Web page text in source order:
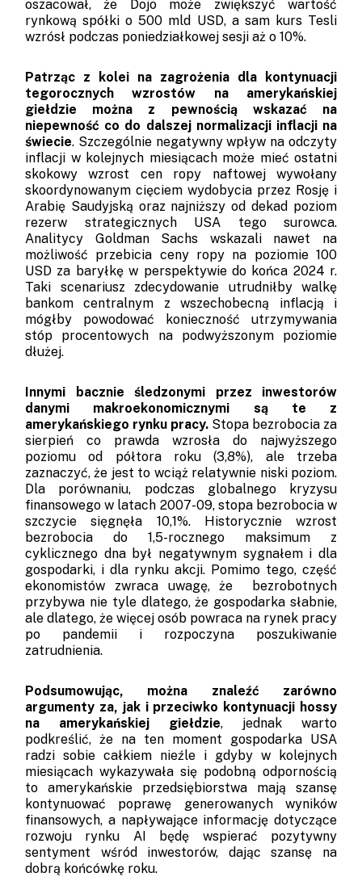
oszacował, że Dojo może zwiększyć wartość
rynkową spółki o 500 mld USD, a sam kurs Tesli
wzrósł podczas poniedziałkowej sesji aż o 10%.
Patrząc z kolei na zagrożenia dla kontynuacji
tegorocznych wzrostów na amerykańskiej
giełdzie można z pewnością wskazać na
niepewność co do dalszej normalizacji inflacji na
świecie. Szczególnie negatywny wpływ na odczyty
inflacji w kolejnych miesiącach może mieć ostatni
skokowy wzrost cen ropy naftowej wywołany
skoordynowanym cięciem wydobycia przez Rosję i
Arabię Saudyjską oraz najniższy od dekad poziom
rezerw strategicznych USA tego surowca.
Analitycy Goldman Sachs wskazali nawet na
możliwość przebicia ceny ropy na poziomie 100
USD za baryłkę w perspektywie do końca 2024 r.
Taki scenariusz zdecydowanie utrudniłby walkę
bankom centralnym z wszechobecną inflacją i
mógłby powodować konieczność utrzymywania
stóp procentowych na podwyższonym poziomie
dłużej.
Innymi bacznie śledzonymi przez inwestorów
danymi makroekonomicznymi są te z
amerykańskiego rynku pracy. Stopa bezrobocia za
sierpień co prawda wzrosła do najwyższego
poziomu od półtora roku (3,8%), ale trzeba
zaznaczyć, że jest to wciąż relatywnie niski poziom.
Dla porównaniu, podczas globalnego kryzysu
finansowego w latach 2007-09, stopa bezrobocia w
szczycie sięgnęła 10,1%. Historycznie wzrost
bezrobocia do 1,5-rocznego maksimum z
cyklicznego dna był negatywnym sygnałem i dla
gospodarki, i dla rynku akcji. Pomimo tego, część
ekonomistów zwraca uwagę, że bezrobotnych
przybywa nie tyle dlatego, że gospodarka słabnie,
ale dlatego, że więcej osób powraca na rynek pracy
po pandemii i rozpoczyna poszukiwanie
zatrudnienia.
Podsumowując, można znaleźć zarówno
argumenty za, jak i przeciwko kontynuacji hossy
na amerykańskiej giełdzie, jednak warto
podkreślić, że na ten moment gospodarka USA
radzi sobie całkiem nieźle i gdyby w kolejnych
miesiącach wykazywała się podobną odpornością
to amerykańskie przedsiębiorstwa mają szansę
kontynuować poprawę generowanych wyników
finansowych, a napływające informację dotyczące
rozwoju rynku AI będę wspierać pozytywny
sentyment wśród inwestorów, dając szansę na
dobrą końcówkę roku.